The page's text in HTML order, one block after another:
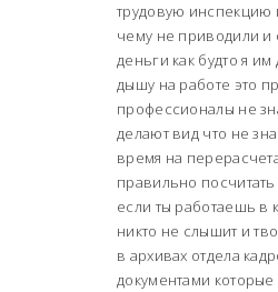
трудовую инспекцию
чему не приводили и
деньги как будто я
дышу на работе это
профессионалы не
делают вид что не
время на
правильно
если ты работаешь в
никто не слышит и
в архивах отдела
документами